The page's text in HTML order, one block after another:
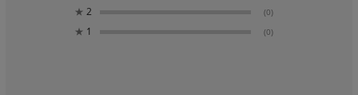
★ 2 (0)
★ 1 (0)